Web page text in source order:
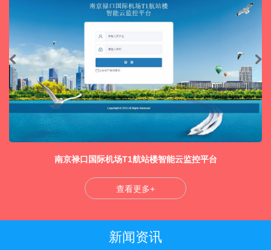
南京禄口国际机场T1航站楼智能云监控平台
查看更多+
新闻资讯